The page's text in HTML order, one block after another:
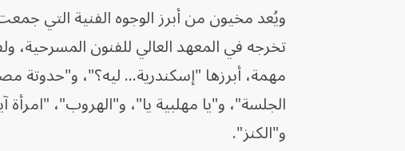
ويُعد مخيون من أبرز الوجوه الفنية التي جمعت
تخرجه في المعهد العالي للفنون
مهمة، أبرزها "إسكندرية… ليه؟"، و"حدوتة
الجلسة"، و"يا مهلبية يا"، و"الهروب"،
و"الكنز".